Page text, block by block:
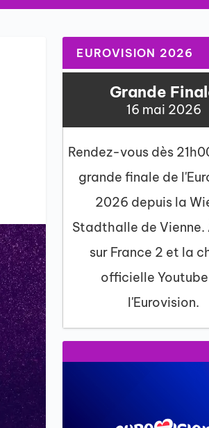
EUROVISION 2026
Grande
16 mai 2026
Rendez-vous dès
grande finale de
2026 depuis la
Stadthalle de Vienne.
sur France 2 et la
officielle
l'Eurovision.